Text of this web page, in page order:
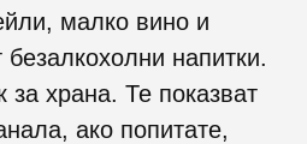
малко вино и
напитки.
храна. Те показват
ако попитате,